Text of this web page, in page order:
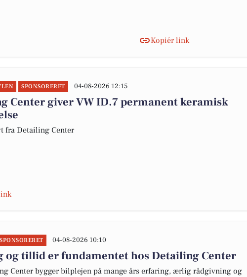
Kopiér link
SPONSORERET 04-08-2026 12:15
Center giver VW ID.7 permanent keramisk
fra Detailing Center
SPONSORERET 04-08-2026 10:10
og tillid er fundamentet hos Detailing Center
Center bygger bilplejen på mange års erfaring, ærlig rådgivning og